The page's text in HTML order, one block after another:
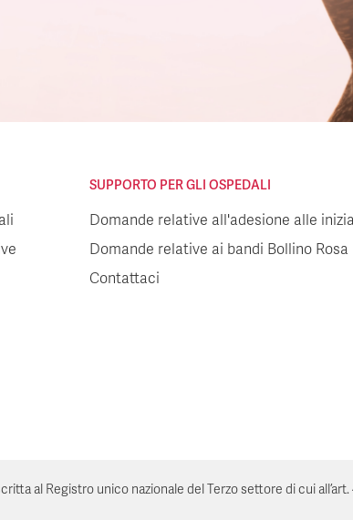
SUPPORTO PER GLI OSPEDALI
Domande relative all'adesione alle
Domande relative ai bandi Bollino Rosa
Contattaci
al Registro unico nazionale del Terzo settore di cui all’art.